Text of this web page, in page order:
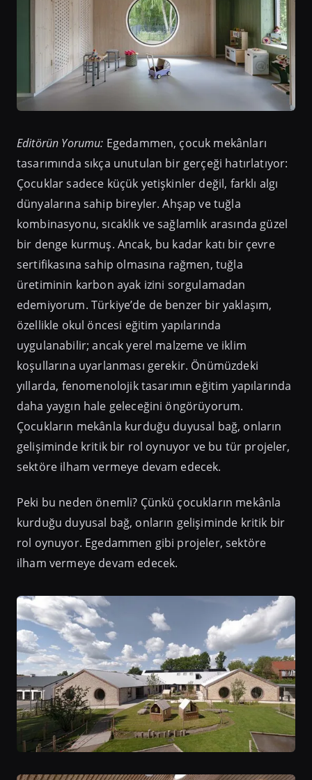
Editörün Yorumu: Egedammen, çocuk mekânları
tasarımında sıkça unutulan bir gerçeği hatırlatıyor:
Çocuklar sadece küçük yetişkinler değil, farklı algı
dünyalarına sahip bireyler. Ahşap ve tuğla
kombinasyonu, sıcaklık ve sağlamlık arasında güzel
bir denge kurmuş. Ancak, bu kadar katı bir çevre
sertifikasına sahip olmasına rağmen, tuğla
üretiminin karbon ayak izini sorgulamadan
edemiyorum. Türkiye’de de benzer bir yaklaşım,
özellikle okul öncesi eğitim yapılarında
uygulanabilir; ancak yerel malzeme ve iklim
koşullarına uyarlanması gerekir. Önümüzdeki
yıllarda, fenomenolojik tasarımın eğitim yapılarında
daha yaygın hale geleceğini öngörüyorum.
Çocukların mekânla kurduğu duyusal bağ, onların
gelişiminde kritik bir rol oynuyor ve bu tür projeler,
sektöre ilham vermeye devam edecek.
Peki bu neden önemli? Çünkü çocukların mekânla
kurduğu duyusal bağ, onların gelişiminde kritik bir
rol oynuyor. Egedammen gibi projeler, sektöre
ilham vermeye devam edecek.